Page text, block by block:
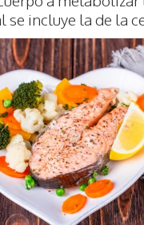
se incluye la de la